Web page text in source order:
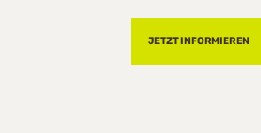
JETZT INFORMIEREN